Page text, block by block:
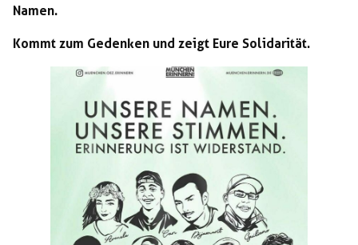
Namen.
Kommt zum Gedenken und zeigt Eure Solidarität.